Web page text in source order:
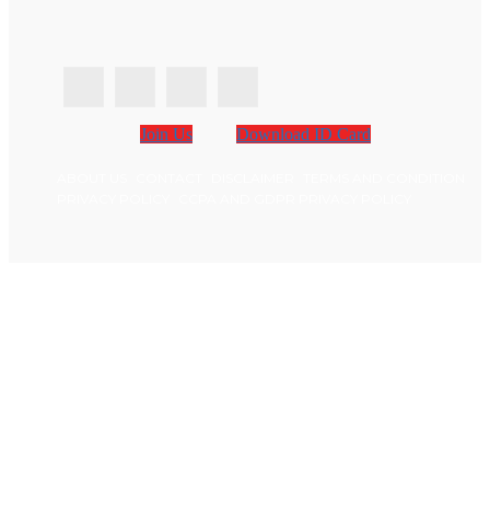
Join Us Download ID Card